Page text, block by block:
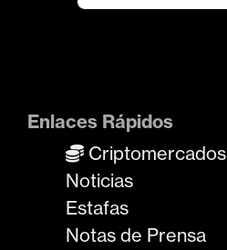
Enlaces Rápidos
Criptomercados
Noticias
Estafas
Notas de Prensa